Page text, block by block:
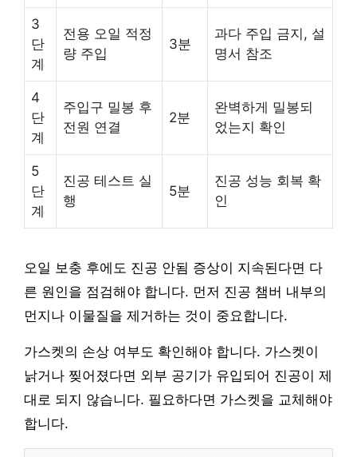
3
단
계
전용 오일 적정
량 주입
3분
과다 주입 금지, 설
명서 참조
4
단
계
주입구 밀봉 후
전원 연결
2분
완벽하게 밀봉되
었는지 확인
5
단
계
진공 테스트 실
행
5분
진공 성능 회복 확
인
오일 보충 후에도 진공 안됨 증상이 지속된다면 다
른 원인을 점검해야 합니다. 먼저 진공 챔버 내부의
먼지나 이물질을 제거하는 것이 중요합니다.
가스켓의 손상 여부도 확인해야 합니다. 가스켓이
낡거나 찢어졌다면 외부 공기가 유입되어 진공이 제
대로 되지 않습니다. 필요하다면 가스켓을 교체해야
합니다.